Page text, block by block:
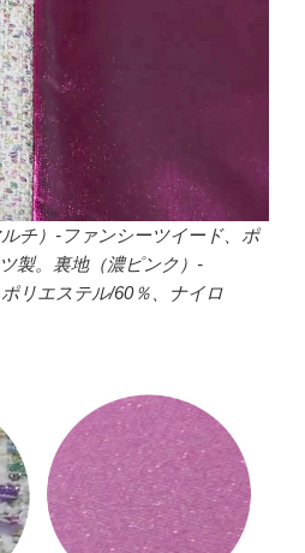
チ）-ファンシーツイード、ポ
製。裏地（濃ピンク）-
リエステル/60％、ナイロ